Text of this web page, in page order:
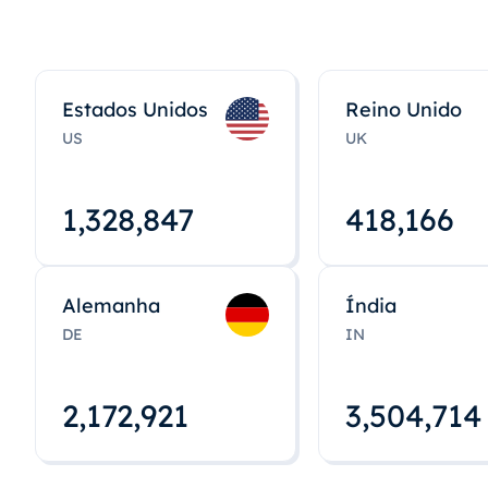
Estados Unidos
US
1,328,848
Reino Unido
UK
418,167
Alemanha
DE
2,172,922
Índia
IN
3,504,715